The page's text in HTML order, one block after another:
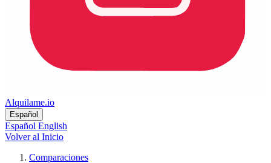
Alquilame.io
Español
Español English
Volver al Inicio
Comparaciones